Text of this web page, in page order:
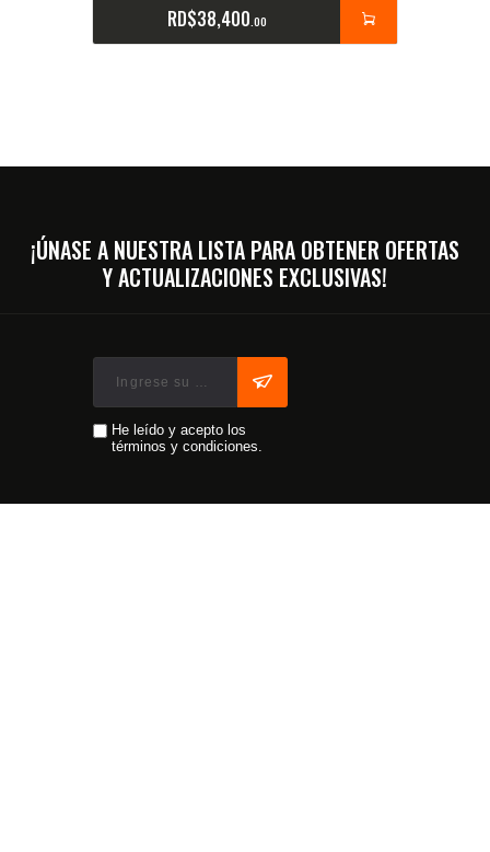
RD$38,400 00
¡ÚNASE A NUESTRA LISTA PARA OBTENER OFERTAS
Y ACTUALIZACIONES EXCLUSIVAS!
He leído y acepto los
términos y condiciones.